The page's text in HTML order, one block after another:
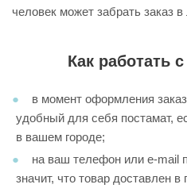
человек может забрать заказ
Как работать
в момент оформления
удобный для себя постамат,
в вашем городе;
на ваш телефон или e-mail
значит, что товар доставлен в